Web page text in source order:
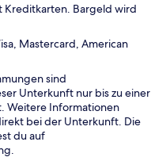
Kreditkarten. Bargeld wird
Mastercard, American
sind
Unterkunft nur bis zu einer
Weitere Informationen
bei der Unterkunft. Die
du auf